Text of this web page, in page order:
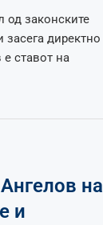
од законските
директно
ставот на
на
и